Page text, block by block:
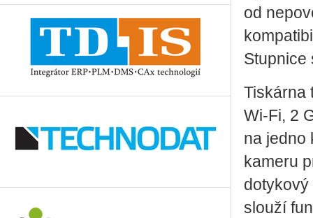
od
Stupnice
Tiskárna
Wi-Fi, 2
na jedno
kameru
dotykový
slouží